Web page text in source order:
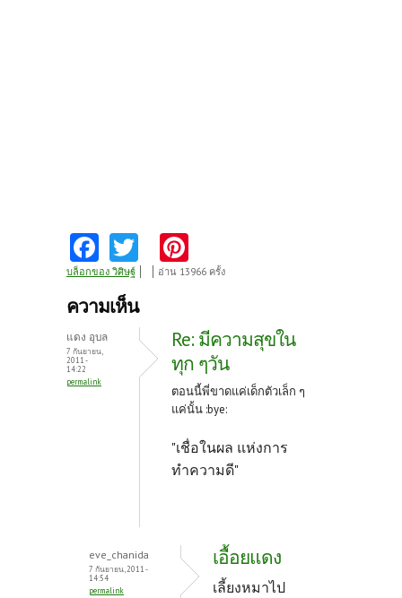
Fa
ce
b
o
o
k
w
itt
er
nt
es
t
บล็อกของ วิศิษฐ์ อ่าน 13966 ครั้ง
ความเห็น
แดง อุบล
7 กันยายน,
2011 -
14:22
permalink
Re: มีความสุขใน
ทุก ๆวัน
ตอนนี้พี่ขาดแค่เด็กตัวเล็ก ๆ
แค่นั้น :bye:
"เชื่อในผล แห่งการ
ทำความดี"
eve_chanida
7 กันยายน, 2011 -
14:54
permalink
เอื้อยแดง
เลี้ยงหมาไป